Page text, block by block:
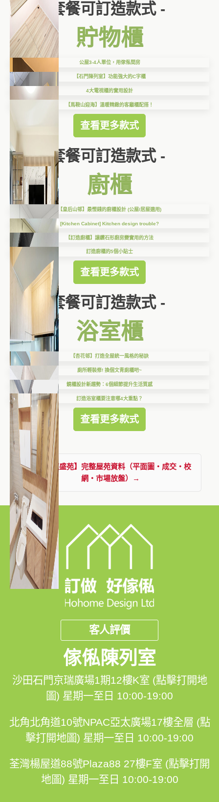
套餐可訂造款式 -
貯物櫃
公屋3-4人單位，用傢俬間房
【石門陳列室】功能強大的C字櫃
4大電視櫃的實用設計
【馬鞍山迎海】溫暖精緻的客廳櫃配搭！
查看更多款式
套餐可訂造款式 -
廚櫃
【皇后山邨】最慳錢的廚櫃設計 (公屋/居屋適用)
[Kitchen Cabinet] Kitchen design trouble?
【訂造廚櫃】讓鑽石形廚房變實用的方法
訂造廚櫃的5個小貼士
查看更多款式
套餐可訂造款式 -
浴室櫃
【杏花邨】打造全屋統一風格的秘訣
廁所輕裝修! 換個文青廁櫃吧~
鏡櫃設計新趨勢：6個細節提升生活質感
訂造浴室櫃要注意哪4大重點？
查看更多款式
查看【東盛苑】完整屋苑資料（平面圖・成交・校
網・市場放盤）→
客人評價
傢俬陳列室
沙田石門京瑞廣場1期12樓K室 (點擊打開地
圖) 星期一至日 10:00-19:00
北角北角道10號NPAC亞太廣場17樓全層 (點
擊打開地圖) 星期一至日 10:00-19:00
荃灣楊屋道88號Plaza88 27樓F室 (點擊打開
地圖) 星期一至日 10:00-19:00